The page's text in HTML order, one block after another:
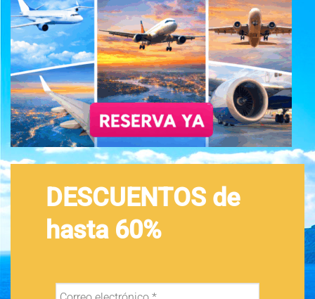
DESCUENTOS de
hasta 60%